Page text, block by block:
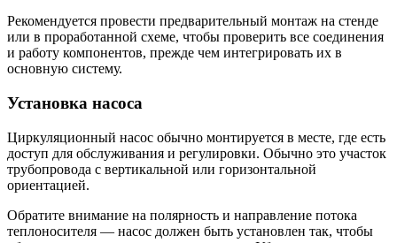
Рекомендуется провести предварительный монтаж на стенде
или в проработанной схеме, чтобы проверить все соединения
и работу компонентов, прежде чем интегрировать их в
основную систему.
Установка насоса
Циркуляционный насос обычно монтируется в месте, где есть
доступ для обслуживания и регулировки. Обычно это участок
трубопровода с вертикальной или горизонтальной
ориентацией.
Обратите внимание на полярность и направление потока
теплоносителя — насос должен быть установлен так, чтобы